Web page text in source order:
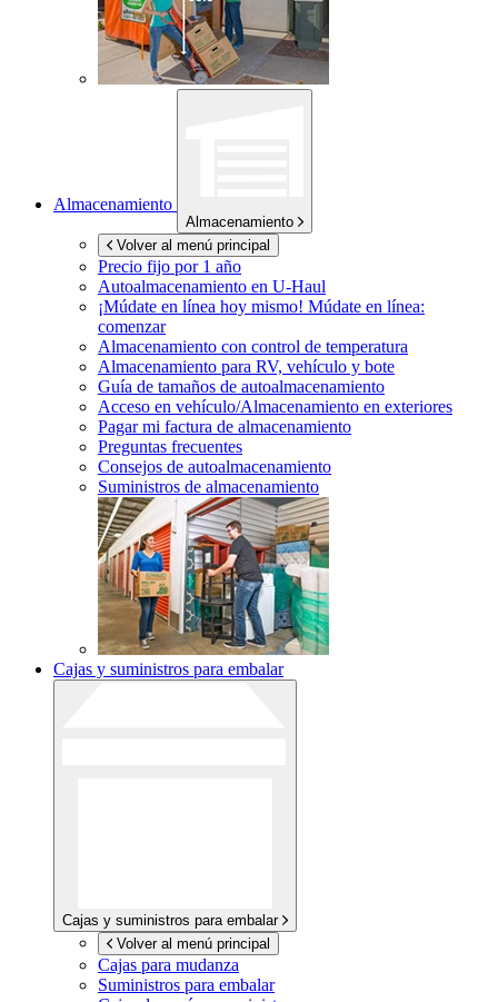
Almacenamiento
Almacenamiento
Volver al menú principal
Precio fijo por 1 año
Autoalmacenamiento en U-Haul
¡Múdate en línea hoy mismo! Múdate en línea:
comenzar
Almacenamiento con control de temperatura
Almacenamiento para RV, vehículo y bote
Guía de tamaños de autoalmacenamiento
Acceso en vehículo/Almacenamiento en exteriores
Pagar mi factura de almacenamiento
Preguntas frecuentes
Consejos de autoalmacenamiento
Suministros de almacenamiento
Cajas y suministros para embalar
Cajas y suministros para embalar
Volver al menú principal
Cajas para mudanza
Suministros para embalar